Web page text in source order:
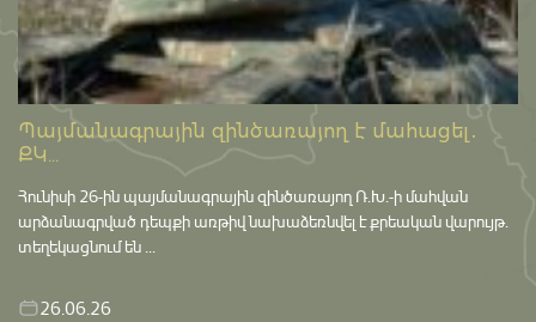
Պայմանագրային զինծառայող է մահացել․
ՔԿ...
Հունիսի 26-ին պայմանագրային զինծառայող Ռ.Խ.-ի մահվան
արձանագրված դեպքի առթիվ նախաձեռնվել է քրեական վարույթ․
տեղեկացնում են ...
26.06.26